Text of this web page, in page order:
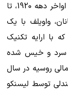
در نتیجه قحطی در اتحاد جماهیر شوروی در اواخر دهه 1920، تا
واویلف با یک
با ارایه تکنیک
سرد و خیس شده
روسیه در سال
توسط لیسنکو